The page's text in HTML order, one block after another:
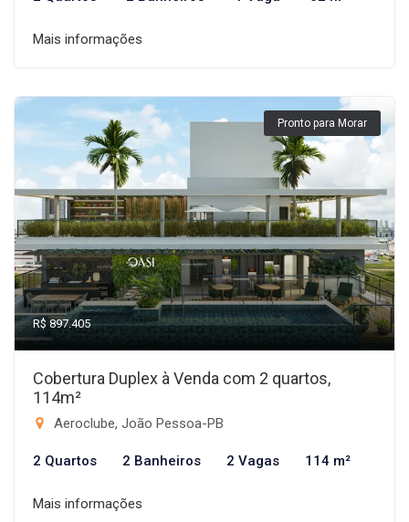
Mais informações
Pronto para Morar
R$ 897.405
Cobertura Duplex à Venda com 2 quartos,
114m²
Aeroclube, João Pessoa-PB
2 Quartos 2 Banheiros 2 Vagas 114 m²
Mais informações